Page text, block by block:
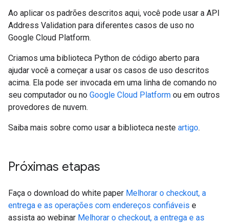
Ao aplicar os padrões descritos aqui, você pode usar a API
Address Validation para diferentes casos de uso no
Google Cloud Platform.
Criamos uma biblioteca Python de código aberto para
ajudar você a começar a usar os casos de uso descritos
acima. Ela pode ser invocada em uma linha de comando no
seu computador ou no Google Cloud Platform ou em outros
provedores de nuvem.
Saiba mais sobre como usar a biblioteca neste artigo.
Próximas etapas
Faça o download do white paper Melhorar o checkout, a
entrega e as operações com endereços confiáveis e
assista ao webinar Melhorar o checkout, a entrega e as